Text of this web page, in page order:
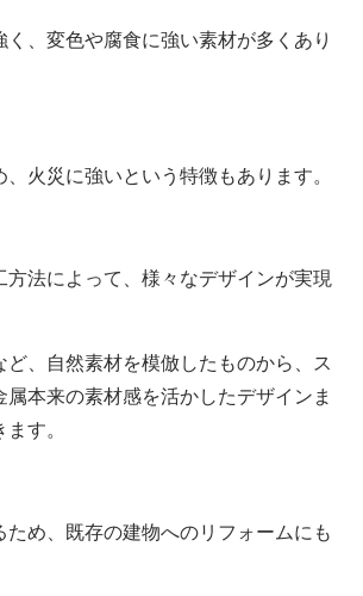
く、変色や腐食に強い素材が多くあり
火災に強いという特徴もあります。
方法によって、様々なデザインが実現
ど、自然素材を模倣したものから、ス
属本来の素材感を活かしたデザインま
す。
ため、既存の建物へのリフォームにも